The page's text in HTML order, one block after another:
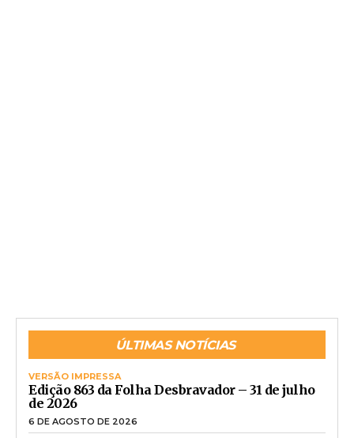
ÚLTIMAS NOTÍCIAS
VERSÃO IMPRESSA
Edição 863 da Folha Desbravador – 31 de julho
de 2026
6 DE AGOSTO DE 2026